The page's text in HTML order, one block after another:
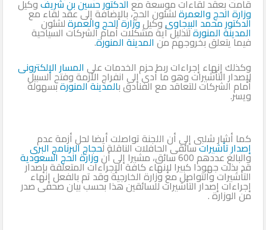
قامت بعقد لقاءات موسعة مع الدكتور حسين بن شريفوكيل
وزارة الحج والعمرةلشئون الحج، بالإضافة إلى عقد لقاء مع
الدكتور محمد البيجاوىوكيلوزارة الحج والعمرةلشئون
المدينة المنورةلتذليل أية مشكلات أمام الشركات السياحية
فيما يتعلق بخروجهم من المدينة المنورة.
وكذلك إنهاء إجراءات ربط حزم الخدمات على المسار الإلكترونى
لإصدار التأشيرات وهو ما أدى إلى انفراج الأزمة وفتح السبيل
أمام الشركات للتعاقد مع الفنادق بالمدينة المنورةبسهولة
ويسر.
كما أشار شلبى إلى أن اللجنة تواصلت أيضا لحل أزمة عدم
إصدار تأشيراتسائقى الحافلات الناقلة لحجاج البرنامج البرى
والبالغ عددهم 600 سائق، مشيرا إلى أن وزارة الحج السعودية
قد بذلت جهودا كبيرا لإنهاء كافة الإجراءات المتعلقة بإصدار
التأشيرات والتواصل مع وزارة الخارجية وقد تم بالفعل إنهاء
إجراءات إصدار التأشيرات للسائقين هذا بحسب بيان صحفى صدر
من الوزارة .